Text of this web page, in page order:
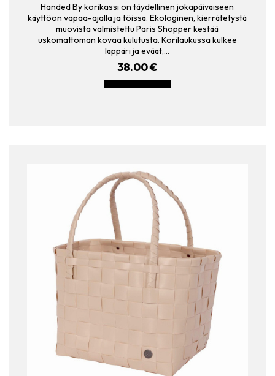
Handed By korikassi on täydellinen jokapäiväiseen
käyttöön vapaa-ajalla ja töissä. Ekologinen, kierrätetystä
muovista valmistettu Paris Shopper kestää
uskomattoman kovaa kulutusta. Korilaukussa kulkee
läppäri ja eväät,…
38.00€